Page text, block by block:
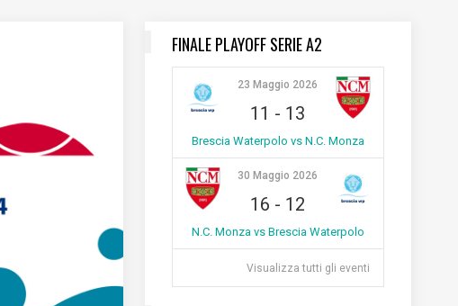
FINALE PLAYOFF SERIE A2
23 Maggio 2026
11 - 13
Brescia Waterpolo vs N.C. Monza
30 Maggio 2026
16 - 12
N.C. Monza vs Brescia Waterpolo
Visualizza tutti gli eventi